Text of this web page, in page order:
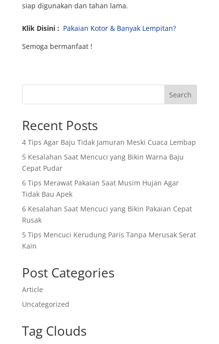
siap digunakan dan tahan lama.
Klik Disini : Pakaian Kotor & Banyak Lempitan?
Semoga bermanfaat !
Search
Recent Posts
4 Tips Agar Baju Tidak Jamuran Meski Cuaca Lembap
5 Kesalahan Saat Mencuci yang Bikin Warna Baju
Cepat Pudar
6 Tips Merawat Pakaian Saat Musim Hujan Agar
Tidak Bau Apek
6 Kesalahan Saat Mencuci yang Bikin Pakaian Cepat
Rusak
5 Tips Mencuci Kerudung Paris Tanpa Merusak Serat
Kain
Post Categories
Article
Uncategorized
Tag Clouds